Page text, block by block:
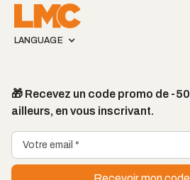
LANGUAGE
🎁 Recevez un code promo de -
ailleurs, en vous inscrivant.